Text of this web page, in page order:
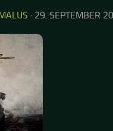
· 29. SEPTEMBER